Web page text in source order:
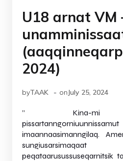
U18 arnat VM
2024)
byTAAK - onJuly 25, 2024
” Kina-mi
imaannaasimanngilaq.
peqataarusussuseqarnitsik